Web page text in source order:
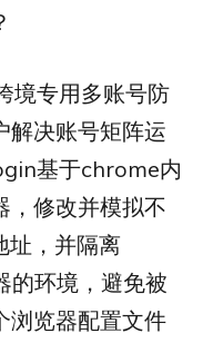
境专用多账号防
解决账号矩阵运
基于chrome内
，修改并模拟不
址，并隔离
的环境，避免被
浏览器配置文件